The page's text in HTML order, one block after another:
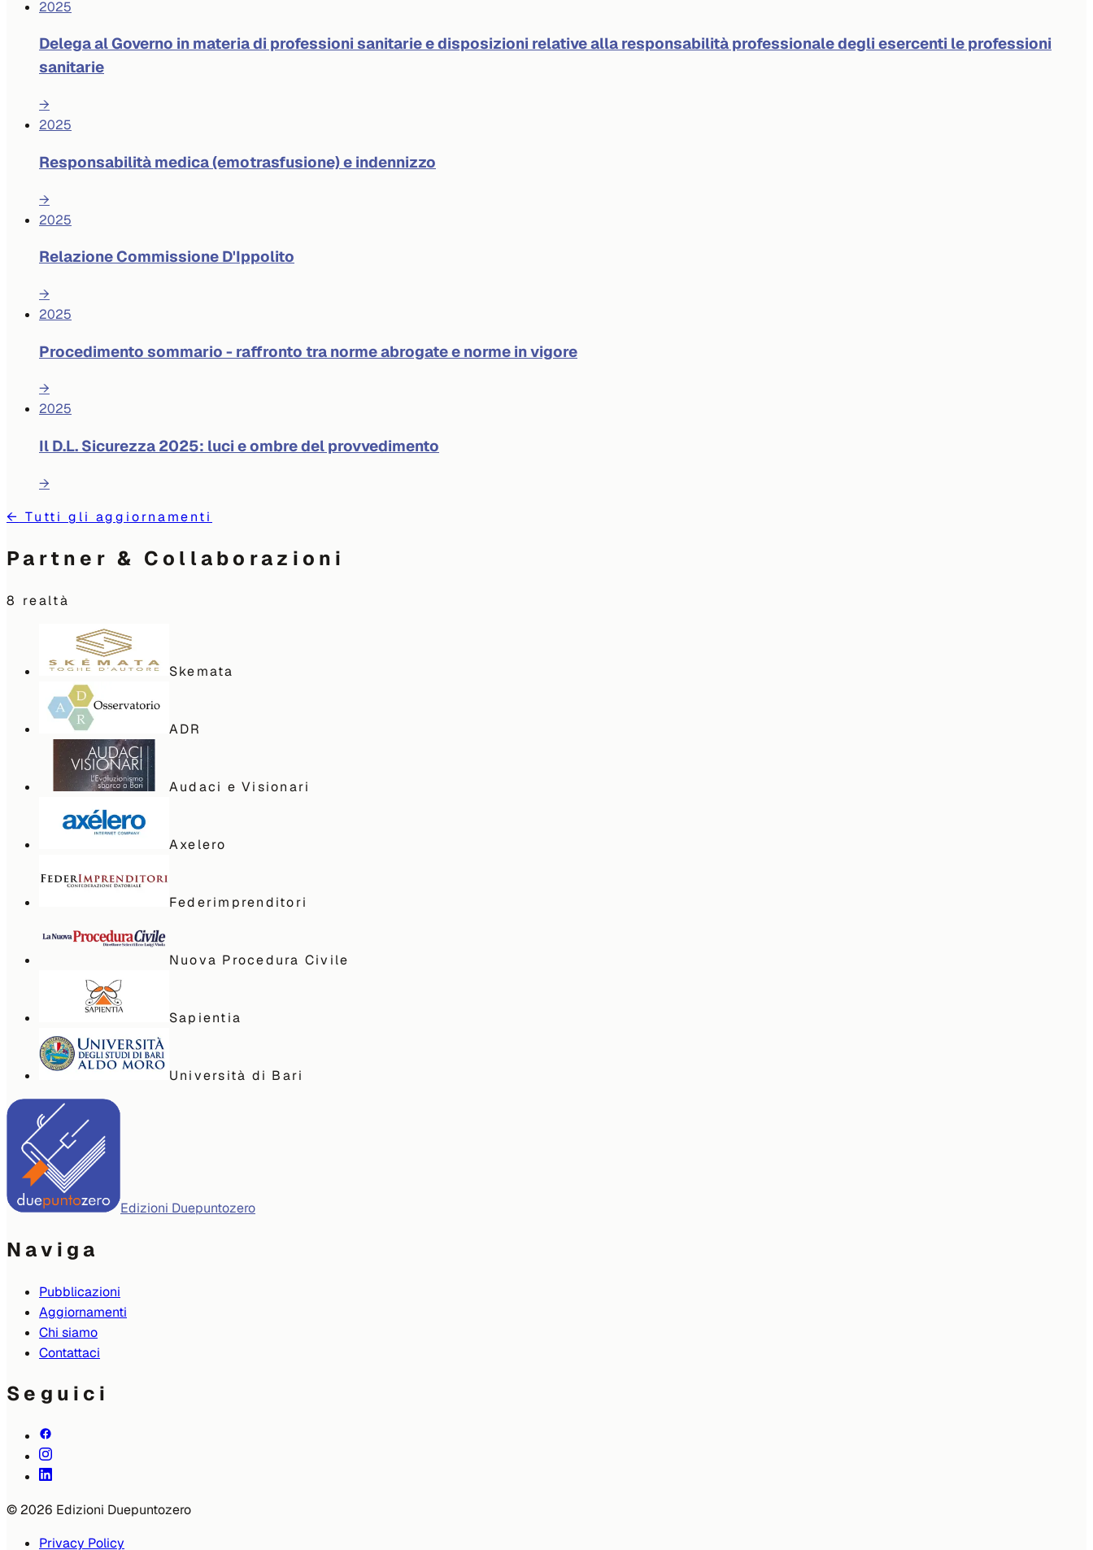
2025
Delega al Governo in materia di professioni sanitarie e disposizioni relative alla responsabilità professionale degli esercenti le professioni
sanitarie
→
2025
Responsabilità medica (emotrasfusione) e indennizzo
→
2025
Relazione Commissione D'Ippolito
→
2025
Procedimento sommario - raffronto tra norme abrogate e norme in vigore
→
2025
Il D.L. Sicurezza 2025: luci e ombre del provvedimento
→
← Tutti gli aggiornamenti
Partner & Collaborazioni
8 realtà
Skemata
ADR
Audaci e Visionari
Axelero
Federimprenditori
Nuova Procedura Civile
Sapientia
Università di Bari
Edizioni Duepuntozero
Naviga
Pubblicazioni
Aggiornamenti
Chi siamo
Contattaci
Seguici
© 2026 Edizioni Duepuntozero
Privacy Policy